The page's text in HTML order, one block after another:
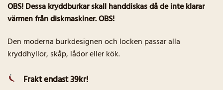
OBS! Dessa kryddburkar skall handdiskas då de inte klarar
värmen från diskmaskiner. OBS!
Den moderna burkdesignen och locken passar alla
kryddhyllor, skåp, lådor eller kök.
Frakt endast 39kr!